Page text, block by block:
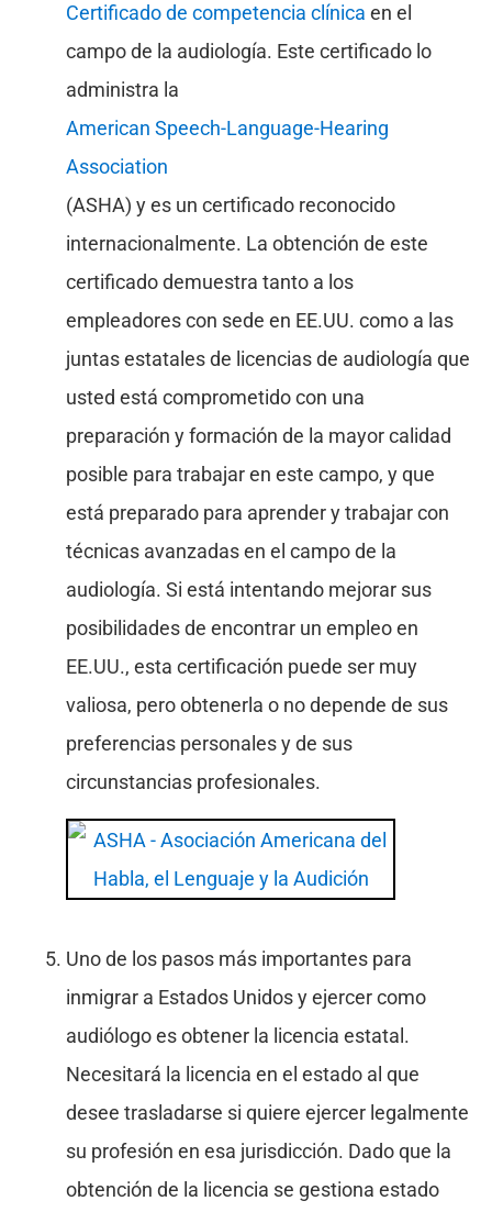
Certificado de competencia clínica en el
campo de la audiología. Este certificado lo
administra la
American Speech-Language-Hearing
Association
(ASHA) y es un certificado reconocido
internacionalmente. La obtención de este
certificado demuestra tanto a los
empleadores con sede en EE.UU. como a las
juntas estatales de licencias de audiología que
usted está comprometido con una
preparación y formación de la mayor calidad
posible para trabajar en este campo, y que
está preparado para aprender y trabajar con
técnicas avanzadas en el campo de la
audiología. Si está intentando mejorar sus
posibilidades de encontrar un empleo en
EE.UU., esta certificación puede ser muy
valiosa, pero obtenerla o no depende de sus
preferencias personales y de sus
circunstancias profesionales.
Uno de los pasos más importantes para
inmigrar a Estados Unidos y ejercer como
audiólogo es obtener la licencia estatal.
Necesitará la licencia en el estado al que
desee trasladarse si quiere ejercer legalmente
su profesión en esa jurisdicción. Dado que la
obtención de la licencia se gestiona estado